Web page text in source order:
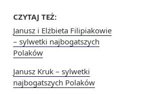
CZYTAJ TEŻ:
Janusz i Elżbieta Filipiakowie
– sylwetki najbogatszych
Polaków
Janusz Kruk – sylwetki
najbogatszych Polaków